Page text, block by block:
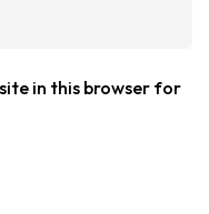
in this browser for